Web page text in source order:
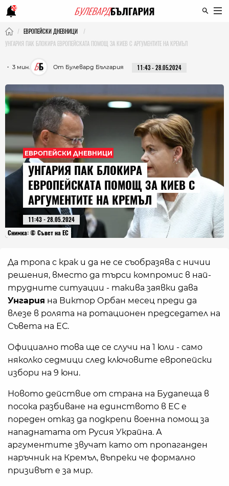
20
ЕВРОПЕЙСКИ ДНЕВНИЦИ
УНГАРИЯ ПАК БЛОКИРА ЕВРОПЕЙСКАТА ПОМОЩ ЗА КИЕВ С АРГУМЕНТИТЕ НА КРЕМЪЛ
・ 3 мин. От Булевард България 11:43 - 28.05.2024
ЕВРОПЕЙСКИ ДНЕВНИЦИ
УНГАРИЯ ПАК БЛОКИРА
ЕВРОПЕЙСКАТА ПОМОЩ ЗА КИЕВ С
АРГУМЕНТИТЕ НА КРЕМЪЛ
11:43 - 28.05.2024
Снимка: © Съвет на ЕС
Да тропа с крак и да не се съобразява с ничии
решения, вместо да търси компромис в най-
трудните ситуации - такива заявки дава
Унгария на Виктор Орбан месец преди да
влезе в ролята на ротационен председател на
Съвета на ЕС.
Официално това ще се случи на 1 юли - само
няколко седмици след ключовите европейски
избори на 9 юни.
Новото действие от страна на Будапеща в
посока разбиване на единството в ЕС е
пореден отказ да подкрепи военна помощ за
нападнатата от Русия Украйна. А
аргументите звучат като от пропаганден
наръчник на Кремъл, въпреки че формално
призивът е за мир.